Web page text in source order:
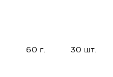
60 г. 30 шт.